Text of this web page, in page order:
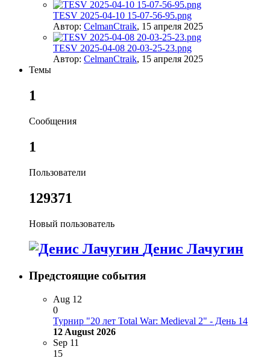
TESV 2025-04-10 15-07-56-95.png
Автор: CelmanCtraik, 15 апреля 2025
TESV 2025-04-08 20-03-25-23.png
Автор: CelmanCtraik, 15 апреля 2025
Темы
1
Сообщения
1
Пользователи
129371
Новый пользователь
Денис Лачугин
Предстоящие события
Aug 12
0
Турнир "20 лет Total War: Medieval 2" - День 14
12 August 2026
Sep 11
15